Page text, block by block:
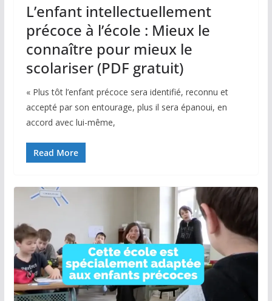
L’enfant intellectuellement
précoce à l’école : Mieux le
connaître pour mieux le
scolariser (PDF gratuit)
« Plus tôt l’enfant précoce sera identifié, reconnu et
accepté par son entourage, plus il sera épanoui, en
accord avec lui-même,
Read More